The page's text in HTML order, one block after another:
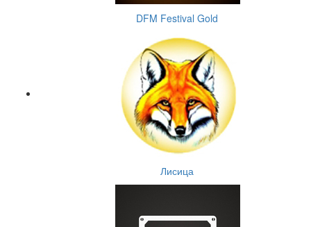
DFM Festival Gold
Лисица